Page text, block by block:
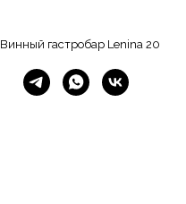
Винный гастробар Lenina 20